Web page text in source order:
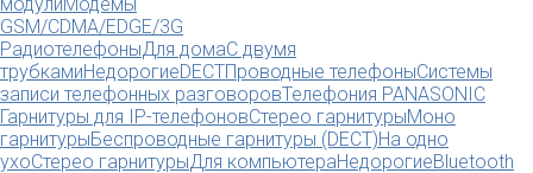
GSM/CDMA/EDGE/3G
РадиотелефоныДля домаС двумя
трубкамиНедорогиеDECTПроводные телефоныСистемы
записи телефонных разговоровТелефония PANASONIC
Гарнитуры для IP-телефоновСтерео гарнитурыМоно
гарнитурыБеспроводные гарнитуры (DECT)На одно
ухоСтерео гарнитурыДля компьютераНедорогиеBluetooth